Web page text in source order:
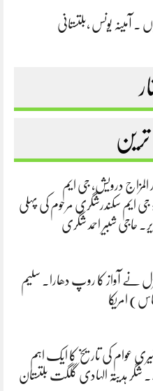
. آمینہ یونس ،بلتستانی
المزاج درویش، جی ایم
ایم سکندرشگری مرحوم کی پہلی
حاجی شبیر احمد شگری
نے آواز کا روپ دھارا. سلیم
امریکا
2019 کشمیری عوام کی تاریخ کا ایک اہم
ہدیتہ الہادی گلگت بلتستان